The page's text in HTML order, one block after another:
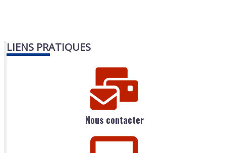
LIENS PRATIQUES
Nous contacter